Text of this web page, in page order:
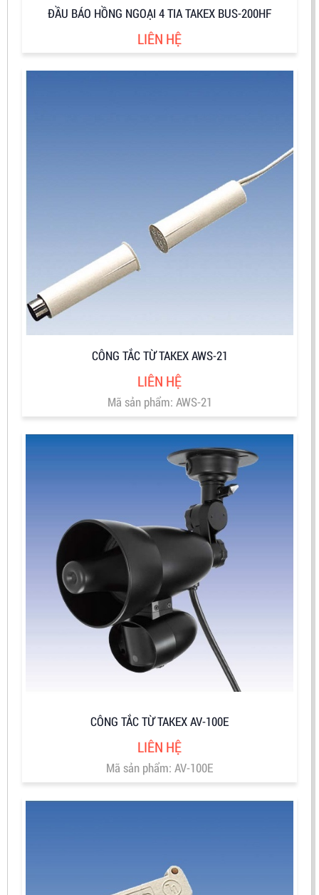
ĐẦU BÁO HỒNG NGOẠI 4 TIA TAKEX BUS-200HF
LIÊN HỆ
CÔNG TẮC TỪ TAKEX AWS-21
LIÊN HỆ
Mã sản phẩm: AWS-21
CÔNG TẮC TỪ TAKEX AV-100E
LIÊN HỆ
Mã sản phẩm: AV-100E